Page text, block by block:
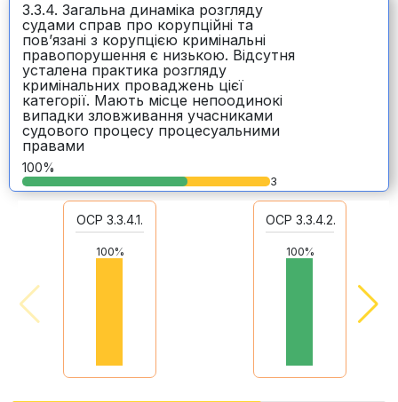
3.3.4. Загальна динаміка розгляду
судами справ про корупційні та
пов’язані з корупцією кримінальні
правопорушення є низькою. Відсутня
усталена практика розгляду
кримінальних проваджень цієї
категорії. Мають місце непоодинокі
випадки зловживання учасниками
судового процесу процесуальними
правами
100%
3
ОСР 3.3.4.1.
100%
ОСР 3.3.4.2.
100%